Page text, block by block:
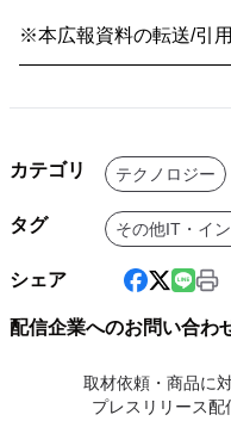
※本広報資料の転送/引
カテゴリ テクノロジー
タグ その他IT・イ
シェア
配信企業へのお問い合わ
取材依頼・商品に
プレスリリース配